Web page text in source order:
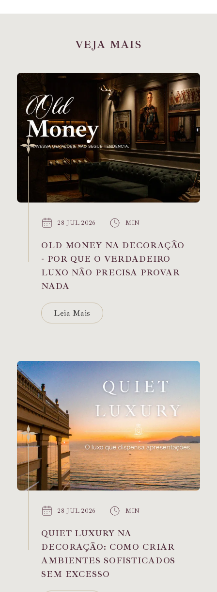
VEJA MAIS
28 JUL 2026 MIN
OLD MONEY NA DECORAÇÃO
- POR QUE O VERDADEIRO
LUXO NÃO PRECISA PROVAR
NADA
Leia Mais
28 JUL 2026 MIN
QUIET LUXURY NA
DECORAÇÃO: COMO CRIAR
AMBIENTES SOFISTICADOS
SEM EXCESSO